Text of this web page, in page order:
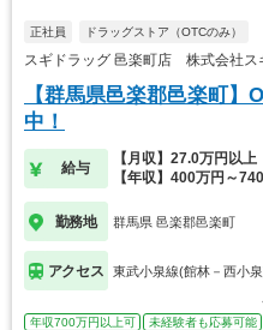
正社員 ドラッグストア（OTCのみ）
スギドラッグ 邑楽町店 株式会社ス
【群馬県邑楽郡邑楽町】
中！
給与
【月収】27.0万円以上
【年収】400万円～
勤務地 群馬県 邑楽郡邑楽町
アクセス 東武小泉線(館林－西小
年収700万円以上可 未経験者も応募可能